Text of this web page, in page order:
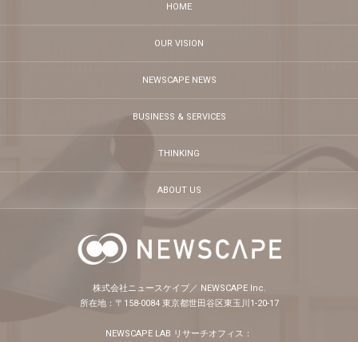
HOME
OUR VISION
NEWSCAPE NEWS
BUSINESS & SERVICES
THINKING
ABOUT US
株式会社ニュースケイプ／ NEWSCAPE Inc.
所在地：〒158-0084 東京都世田谷区東玉川1-20-17
NEWSCAPE LAB リサーチオフィス：